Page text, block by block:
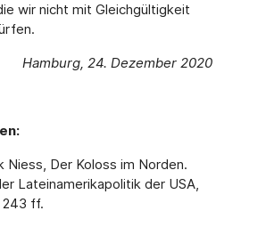
wir nicht mit Gleichgültigkeit
Hamburg, 24. Dezember 2020
Niess, Der Koloss im Norden.
Lateinamerikapolitik der USA,
243 ff.